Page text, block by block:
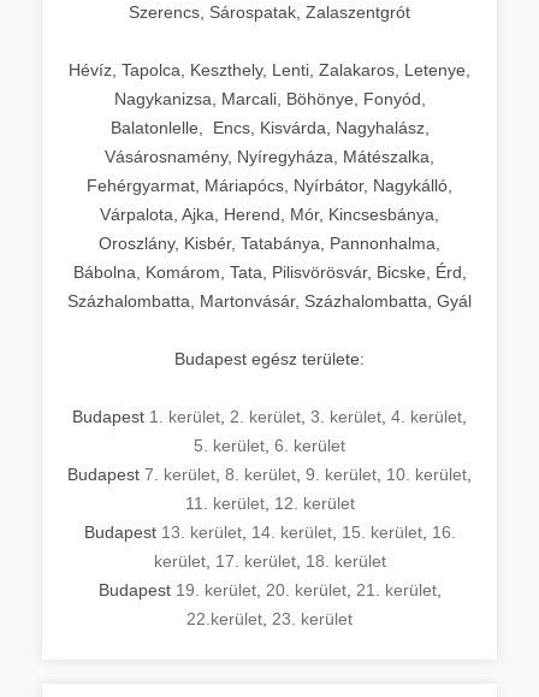
Szerencs, Sárospatak, Zalaszentgrót
Hévíz, Tapolca, Keszthely, Lenti, Zalakaros, Letenye,
Nagykanizsa, Marcali, Böhönye, Fonyód,
Balatonlelle, Encs, Kisvárda, Nagyhalász,
Vásárosnamény, Nyíregyháza, Mátészalka,
Fehérgyarmat, Máriapócs, Nyírbátor, Nagykálló,
Várpalota, Ajka, Herend, Mór, Kincsesbánya,
Oroszlány, Kisbér, Tatabánya, Pannonhalma,
Bábolna, Komárom, Tata, Pilisvörösvár, Bicske, Érd,
Százhalombatta, Martonvásár, Százhalombatta, Gyál
Budapest egész területe:
Budapest 1. kerület 2. kerület 3. kerület 4. kerület
5. kerület 6. kerület
Budapest 7. kerület 8. kerület 9. kerület 10. kerület
11. kerület, 12. kerület
Budapest 13. kerület, 14. kerület, 15. kerület, 16.
kerület, 17. kerület, 18. kerület
Budapest 19. kerület, 20. kerület, 21. kerület,
22.kerület 23. kerület